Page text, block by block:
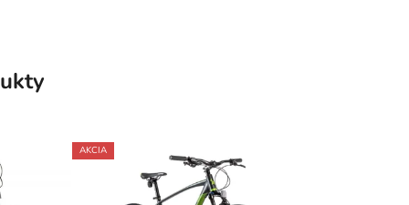
AKCIA